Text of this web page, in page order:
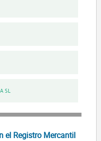
SL
el Registro Mercantil